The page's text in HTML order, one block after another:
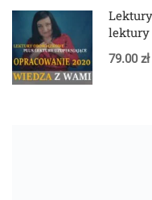
lektury
79.00 zł